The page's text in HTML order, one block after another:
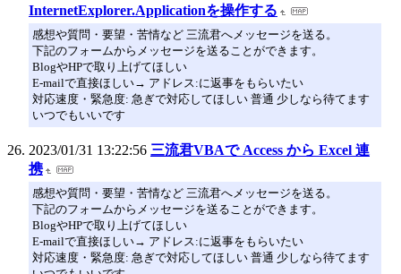
InternetExplorer.Applicationを操作する
感想や質問・要望・苦情など 三流君へメッセージを送る。
下記のフォームからメッセージを送ることができます。
BlogやHPで取り上げてほしい
E-mailで直接ほしい→ アドレス:に返事をもらいたい
対応速度・緊急度: 急ぎで対応してほしい 普通 少しなら待てます
いつでもいいです
2023/01/31 13:22:56 三流君VBAで Access から Excel 連
携
感想や質問・要望・苦情など 三流君へメッセージを送る。
下記のフォームからメッセージを送ることができます。
BlogやHPで取り上げてほしい
E-mailで直接ほしい→ アドレス:に返事をもらいたい
対応速度・緊急度: 急ぎで対応してほしい 普通 少しなら待てます